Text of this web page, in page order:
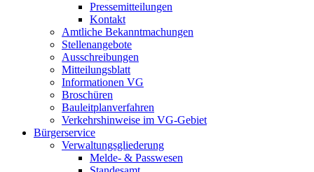
Pressemitteilungen
Kontakt
Amtliche Bekanntmachungen
Stellenangebote
Ausschreibungen
Mitteilungsblatt
Informationen VG
Broschüren
Bauleitplanverfahren
Verkehrshinweise im VG-Gebiet
Bürgerservice
Verwaltungsgliederung
Melde- & Passwesen